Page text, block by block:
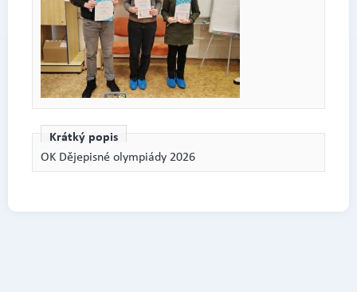
Krátký popis
OK Dějepisné olympiády 2026